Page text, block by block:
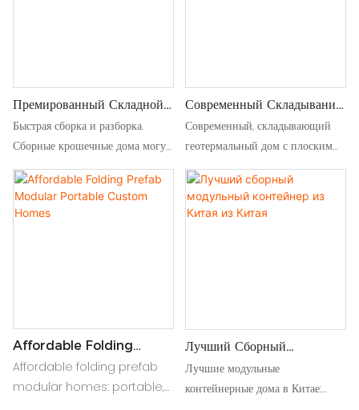
Премированный Складной
Контейнер С Плоским
Пакетом Крошечный Дом
Быстрая сборка и разборка.
Сборные крошечные дома могут
быть быстро настроены или
сняты, что делает их
подходящими для быстро
пакетом может складной
конструкцию максимизирует
использование пространства,
обеспечивая удобную жилую
Современный Складывание
Геотермального Дома С
Плоским Пакетом
Современный, складывающий
геотермальный дом с плоским
пакетом, предназначенный для
легкой сборки,
энергоэффективности и
Affordable Folding
Prefab Modular Portable
Custom Homes
Affordable folding prefab
modular homes: portable,
Лучший Сборный
Модульный Контейнер Из
Китая Из Китая
Лучшие модульные
контейнерные дома в Китае: